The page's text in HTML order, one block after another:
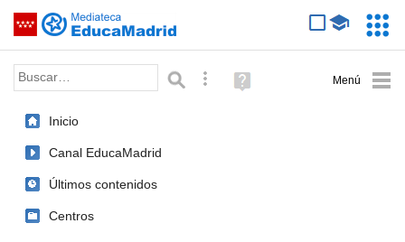
Saltar navegación
Palabra o frase: Búsqueda avanzada
Ayuda
(en
Inicio
Canal EducaMadrid
Últimos contenidos
Centros